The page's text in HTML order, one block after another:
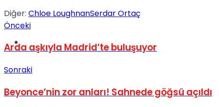
Diğer: Chloe LoughnanSerdar Ortaç
Önceki
Arda aşkıyla Madrid’te buluşuyor
Sonraki
Beyonce’nin zor anları! Sahnede göğsü açıldı